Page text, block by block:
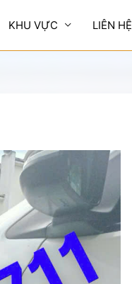
KHU VỰC LIÊN HỆ